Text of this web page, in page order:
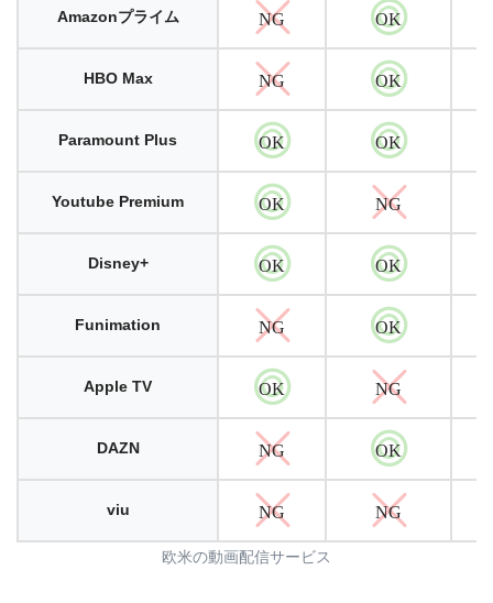
Amazonプライム NG OK
HBO Max NG OK
Paramount Plus OK OK
Youtube Premium OK NG
Disney+ OK OK
Funimation NG OK
Apple TV OK NG
DAZN NG OK
viu NG NG
欧米の動画配信サービス